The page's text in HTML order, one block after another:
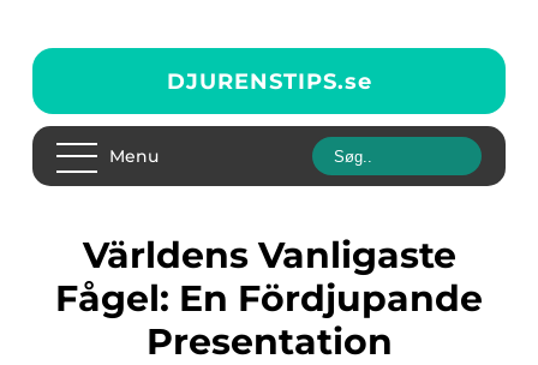
DJURENSTIPS.se
Menu
Världens Vanligaste
Fågel: En Fördjupande
Presentation